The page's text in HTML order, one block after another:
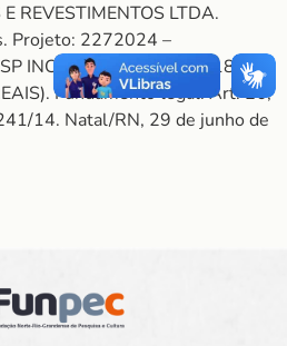
REVESTIMENTOS LTDA.
Projeto: 2272024 –
INCLUSIVA_TED Nº 14188.
Fundamento legal: Art. 26,
14. Natal/RN, 29 de junho de